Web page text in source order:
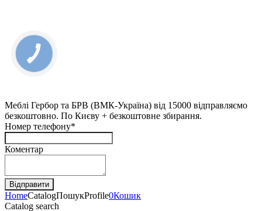
Меблі Гербор та БРВ (ВМК-Україна) від 15000 відправляємо
безкоштовно. По Києву + безкоштовне збирання.
Номер телефону*
Коментар
HomeCatalogПошукProfile0Кошик
Catalog search